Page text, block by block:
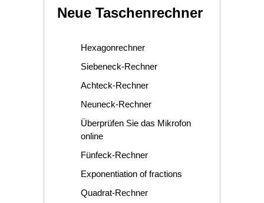
Neue Taschenrechner
Hexagonrechner
Siebeneck-Rechner
Achteck-Rechner
Neuneck-Rechner
Überprüfen Sie das Mikrofon
online
Fünfeck-Rechner
Exponentiation of fractions
Quadrat-Rechner